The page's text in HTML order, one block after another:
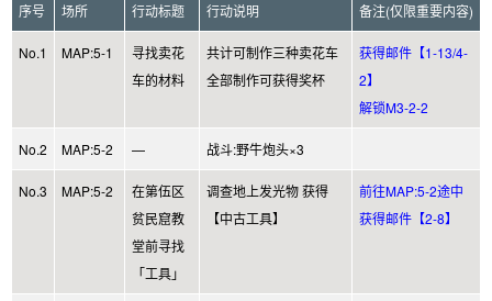
序号 场所 行动标题 行动说明 备注(仅限重要内容)
No.1 MAP:5-1
寻找卖花
车的材料
共计可制作三种卖花车
全部制作可获得奖杯
获得邮件【1-13/4-
2】
解锁M3-2-2
No.2 MAP:5-2 — 战斗:野牛炮头×3
No.3 MAP:5-2
在第伍区
贫民窟教
堂前寻找
「工具」
调查地上发光物 获得
【中古工具】
前往MAP:5-2途中
获得邮件【2-8】